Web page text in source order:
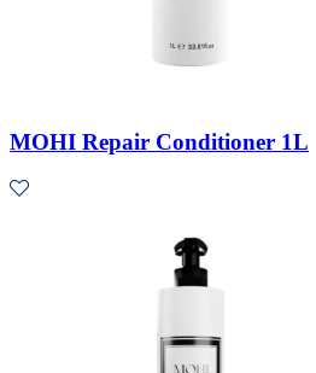
MOHI Repair Conditioner 1L